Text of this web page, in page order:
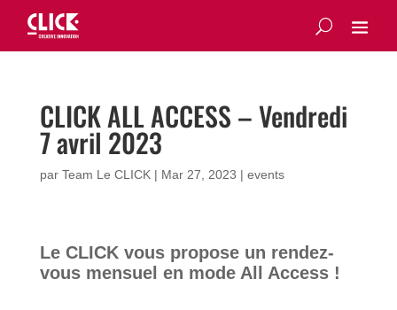
CLICK ALL ACCESS – Vendredi
7 avril 2023
par Team Le CLICK| Mar 27, 2023 | events
Le CLICK vous propose un rendez-
vous mensuel en mode All Access !